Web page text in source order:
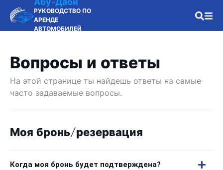
РУКОВОДСТВО ПО
АРЕНДЕ
АВТОМОБИЛЕЙ
Вопросы и ответы
На этой странице ты найдешь ответы на самые
часто задаваемые вопросы.
Моя бронь/резервация
Когда моя бронь будет подтверждена?